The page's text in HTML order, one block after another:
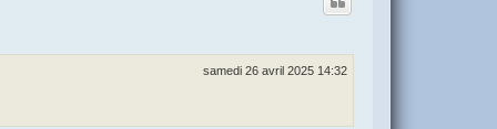
samedi 26 avril 2025 14:32